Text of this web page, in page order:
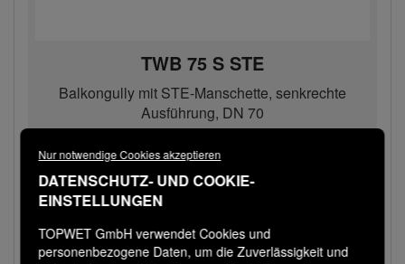
Nur notwendige Cookies akzeptieren
DATENSCHUTZ- UND COOKIE-
EINSTELLUNGEN
TOPWET GmbH verwendet Cookies und
personenbezogene Daten, um die Zuverlässigkeit und
TWB 75 S STE
Balkongully mit STE-Manschette, senkrechte
Ausführung, DN 70
61,00 € / Stk
−